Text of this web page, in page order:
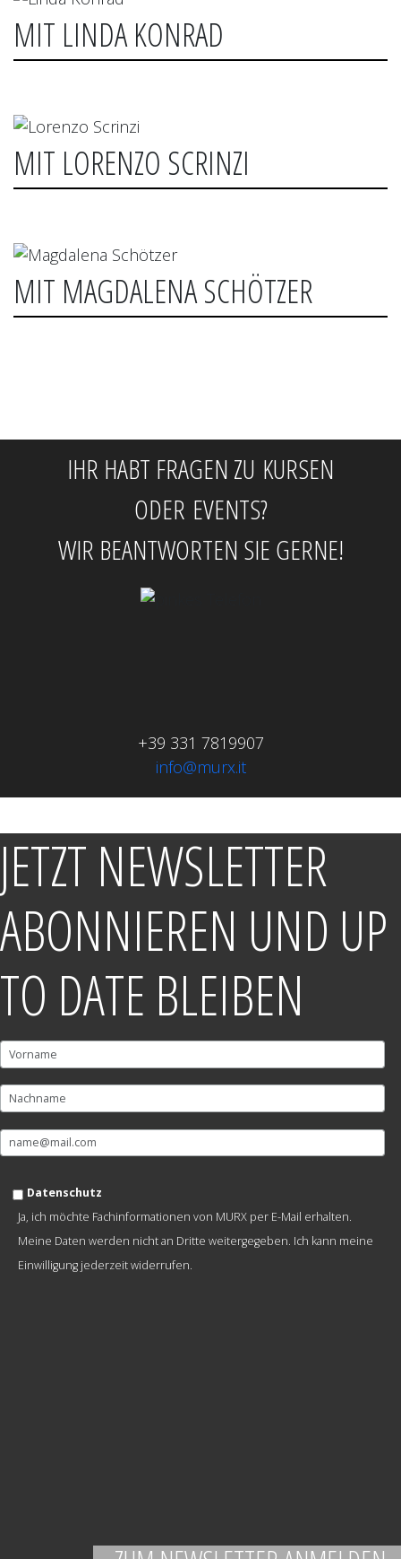
MIT LINDA KONRAD
MIT LORENZO SCRINZI
MIT MAGDALENA SCHÖTZER
IHR HABT FRAGEN ZU KURSEN
ODER EVENTS?
WIR BEANTWORTEN SIE GERNE!
+39 331 7819907
info@murx.it
JETZT NEWSLETTER
ABONNIEREN UND UP
TO DATE BLEIBEN
Datenschutz
Ja, ich möchte Fachinformationen von MURX per E-Mail erhalten.
Meine Daten werden nicht an Dritte weitergegeben. Ich kann meine
Einwilligung jederzeit widerrufen.